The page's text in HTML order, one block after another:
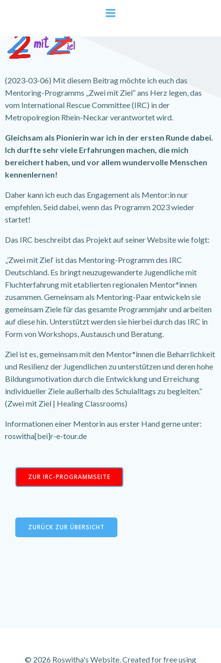
Inhalt
(2023-03-06) Mit diesem Beitrag möchte ich euch das
Mentoring-Programms „Zwei mit Ziel“ ans Herz legen, das
vom International Rescue Committee (IRC) in der
Metropolregion Rhein-Neckar verantwortet wird.
Gleichsam als Pionierin war ich in der ersten Runde dabei.
Ich durfte sehr viele Erfahrungen machen, die mich
bereichert haben, und vor allem wundervolle Menschen
kennenlernen!
Daher kann ich euch das Engagement als Mentor:in nur
empfehlen. Seid dabei, wenn das Programm 2023 wieder
startet!
Das IRC beschreibt das Projekt auf seiner Website wie folgt:
„’Zwei mit Ziel‘ ist das Mentoring-Programm des IRC
Deutschland. Es bringt neuzugewanderte Jugendliche mit
Fluchterfahrung mit etablierten regionalen Mentor*innen
zusammen. Gemeinsam als Mentoring-Paar entwickeln sie
gemeinsam Ziele für das gesamte Programmjahr und arbeiten
auf diese hin. Unterstützt werden sie hierbei durch das IRC in
Form von Workshops, Austausch und Beratung.
Ziel ist es, gemeinsam mit den Mentor*innen die Beharrlichkeit
und Resilienz der Jugendlichen zu unterstützen und deren hohe
Bildungsmotivation durch die Entwicklung und Erreichung
individueller Ziele außerhalb des Schulalltags zu begleiten.“
(Zwei mit Ziel | Healing Classrooms)
Informationen einer Mentorin aus erster Hand gerne unter:
roswitha[bei]r-e-tour.de
ZUR IRC-PROGRAMMSEITE
ZURÜCK ZUR ÜBERSICHT
© 2026 Roswitha's Website. Created for free using